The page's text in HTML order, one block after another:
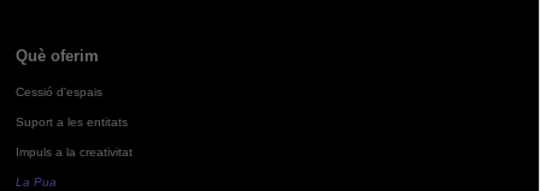
Què oferim
Cessió d'espais
Suport a les entitats
Impuls a la creativitat
La Pua